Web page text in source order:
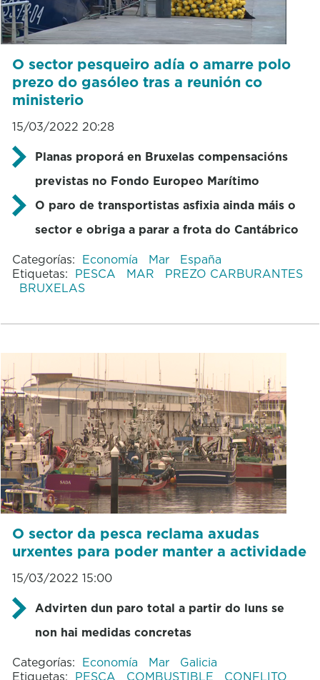
O sector pesqueiro adía o amarre polo
prezo do gasóleo tras a reunión co
ministerio
15/03/2022 20:28
Planas proporá en Bruxelas compensacións
previstas no Fondo Europeo Marítimo
O paro de transportistas asfixia ainda máis o
sector e obriga a parar a frota do Cantábrico
Categorías: Economía Mar
España
Etiquetas: PESCA MAR
PREZO CARBURANTES
BRUXELAS
O sector da pesca reclama axudas
urxentes para poder manter a actividade
15/03/2022 15:00
Advirten dun paro total a partir do luns se
non hai medidas concretas
Categorías: Economía Mar
Galicia
Etiquetas: PESCA COMBUSTIBLE
CONFLITO